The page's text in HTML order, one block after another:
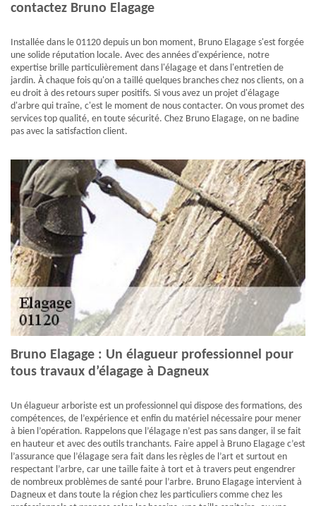
contactez Bruno Elagage
Installée dans le 01120 depuis un bon moment, Bruno Elagage s'est forgée
une solide réputation locale. Avec des années d'expérience, notre
expertise brille particulièrement dans l'élagage et dans l'entretien de
jardin. À chaque fois qu'on a taillé quelques branches chez nos clients, on a
eu droit à des retours super positifs. Si vous avez un projet d'élagage
d'arbre qui traîne, c'est le moment de nous contacter. On vous promet des
services top qualité, en toute sécurité. Chez Bruno Elagage, on ne badine
pas avec la satisfaction client.
Bruno Elagage : Un élagueur professionnel pour
tous travaux d’élagage à Dagneux
Un élagueur arboriste est un professionnel qui dispose des formations, des
compétences, de l’expérience et enfin du matériel nécessaire pour mener
à bien l’opération. Rappelons que l’élagage n’est pas sans danger, il se fait
en hauteur et avec des outils tranchants. Faire appel à Bruno Elagage c’est
l’assurance que l’élagage sera fait dans les règles de l’art et surtout en
respectant l’arbre, car une taille faite à tort et à travers peut engendrer
de nombreux problèmes de santé pour l’arbre. Bruno Elagage intervient à
Dagneux et dans toute la région chez les particuliers comme chez les